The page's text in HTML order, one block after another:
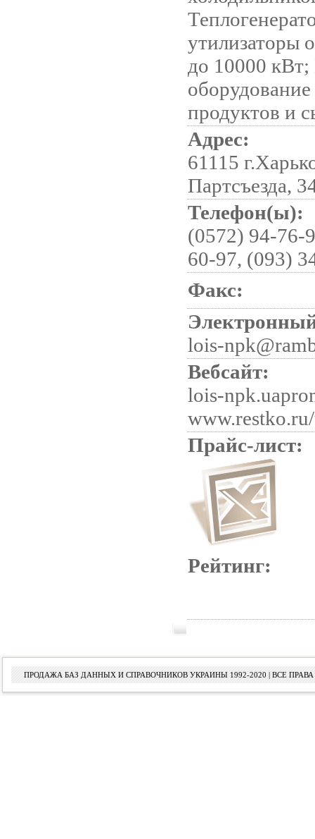
утилизаторы
до 10000
продуктов и
Адрес:
61115
Партсъезда,
Телефон(ы):
(0572) 94-76-
60-97, (093)
Факс:
lois-
Вебсайт:
lois-
Прайс-лист:
Рейтинг:
ПРОДАЖА БАЗ ДАННЫХ И СПРАВОЧНИКОВ УКРАИНЫ 1992-2020 | ВСЕ